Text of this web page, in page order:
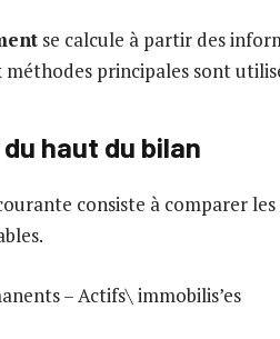
se calcule à partir des
méthodes principales sont
haut du bilan
consiste à comparer
– Actifs\ immobilis’es